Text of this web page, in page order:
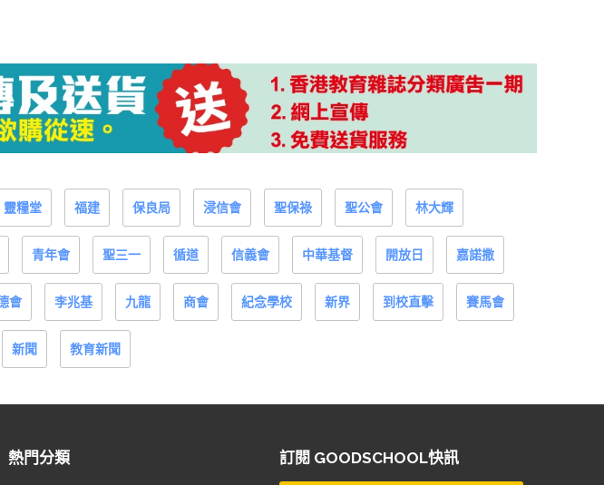
靈糧堂 福建 保良局 浸信會 聖保祿 聖公會 林大輝
青年會 聖三一 循道 信義會 中華基督 開放日 嘉諾撒
會 李兆基 九龍 商會 紀念學校 新界 到校直擊 賽馬會
新聞 教育新聞
熱門分類 訂閱 GOODSCHOOL快訊